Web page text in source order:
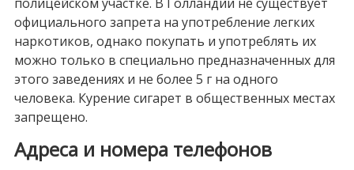
официального запрета на употребление легких
наркотиков, однако покупать и употреблять их
можно только в специально предназначенных для
этого заведениях и не более 5 г на одного
человека. Курение сигарет в общественных местах
запрещено.
Адреса и номера телефонов